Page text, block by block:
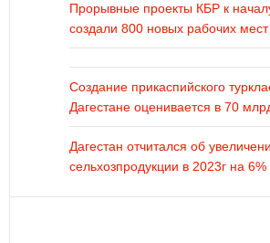
Прорывные проекты КБР к
создали 800 новых рабочих мест
Создание прикаспийского
Дагестане оценивается в 70
Дагестан отчитался об
сельхозпродукции в 2023г на 6%